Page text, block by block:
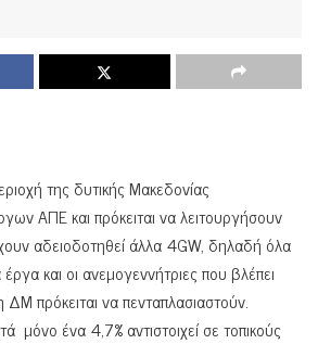
της δυτικής Μακεδονίας
ΑΠΕ και πρόκειται να λειτουργήσουν
αδειοδοτηθεί άλλα 4GW, δηλαδή όλα
και οι ανεμογεννήτριες που βλέπει
ΔΜ πρόκειται να πενταπλασιαστούν.
ένα 4,7% αντιστοιχεί σε τοπικούς